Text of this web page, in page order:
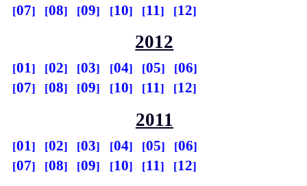
07
08 09 10 11 12
2012
01 02 03 04 05
06
07
08 09 10 11 12
2011
01 02 03 04 05
06
07
08 09 10 11 12